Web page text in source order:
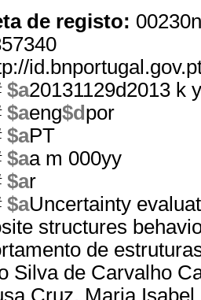
de registo:
$a20131129d2013 k
$aeng$d por
$aPT
$aa m 000yy
$ar
$aUncertainty
structures
de
Silva de Carvalho
Cruz, Maria Isabel